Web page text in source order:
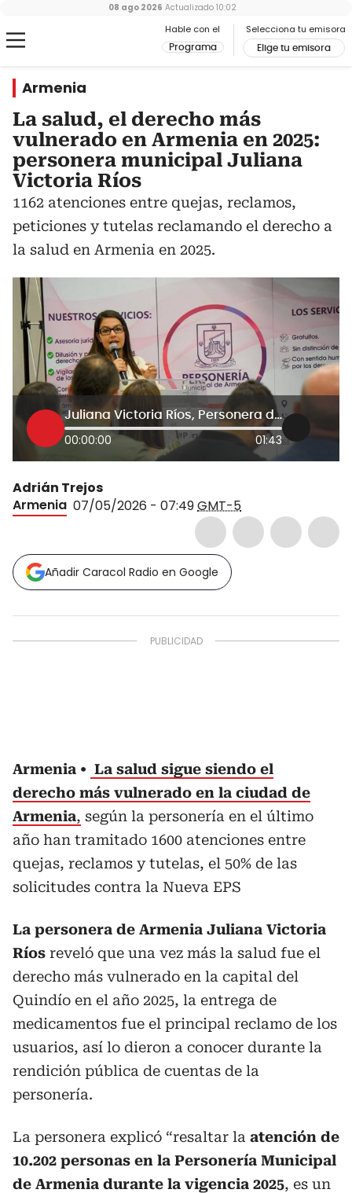
Hable con el
Programa
Selecciona tu emisora
Elige tu emisora
08 ago 2026 Actualizado 10:02
Armenia
La salud, el derecho más
vulnerado en Armenia en 2025:
personera municipal Juliana
Victoria Ríos
1162 atenciones entre quejas, reclamos,
peticiones y tutelas reclamando el derecho a
la salud en Armenia en 2025.
Juliana Victoria Ríos, Personera de Armenia
00:00:00 01:43
Adrián Trejos
Armenia 07/05/2026 - 07:49GMT-5
Añadir Caracol Radio en Google
Armenia
La salud sigue siendo el
derecho más vulnerado en la ciudad de
Armenia, según la personería en el último
año han tramitado 1600 atenciones entre
quejas, reclamos y tutelas, el 50% de las
solicitudes contra la Nueva EPS
La personera de Armenia Juliana Victoria
Ríos reveló que una vez más la salud fue el
derecho más vulnerado en la capital del
Quindío en el año 2025, la entrega de
medicamentos fue el principal reclamo de los
usuarios, así lo dieron a conocer durante la
rendición pública de cuentas de la
personería.
La personera explicó “resaltar la atención de
10.202 personas en la Personería Municipal
de Armenia durante la vigencia 2025, es un